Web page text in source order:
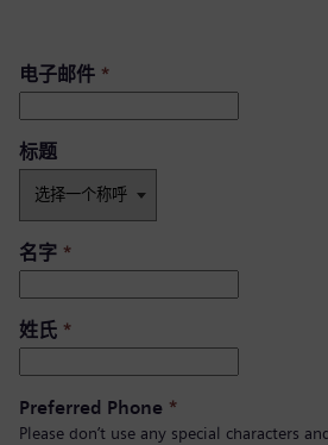
电子邮件 *
标题
名字 *
姓氏 *
Preferred Phone *
Please don’t use any special characters